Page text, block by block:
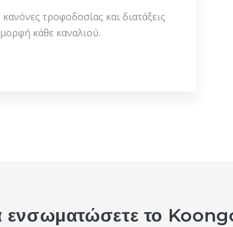
τροφοδοσίας και διατάξεις
κάθε καναλιού.
ενσωματώσετε το